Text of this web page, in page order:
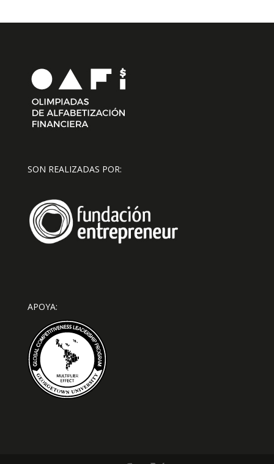
SON REALIZADAS POR:
APOYA: